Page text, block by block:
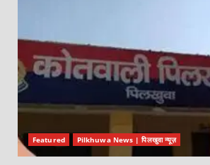
Featured Pilkhuwa News | पिलखुवा न्यूज़